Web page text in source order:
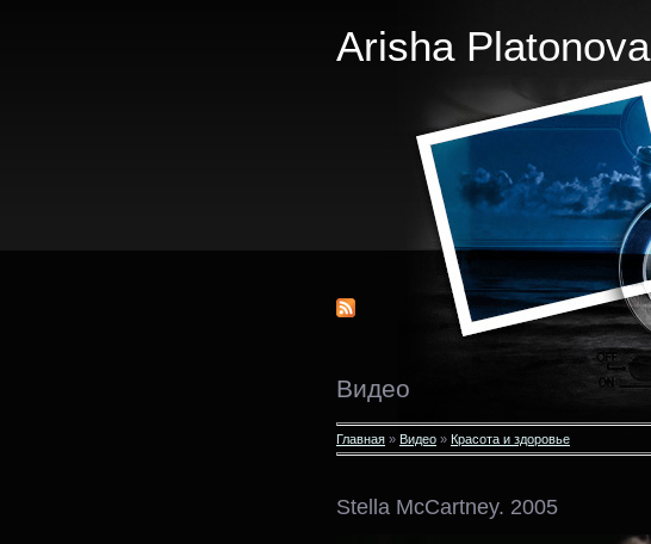
Arisha Platonova
Видео
Главная » Видео » Красота и здоровье
Stella McCartney. 2005